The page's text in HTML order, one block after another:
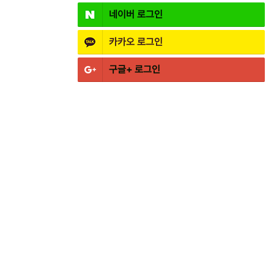
네이버 로그인
카카오 로그인
구글+ 로그인